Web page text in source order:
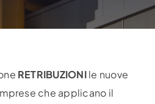
RETRIBUZIONIle nuove
che applicano il